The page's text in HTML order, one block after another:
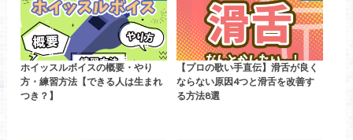
ホイッスルボイスの概要・やり
方・練習方法【できる人は生まれ
つき？】
【プロの歌い手直伝】滑舌が良く
ならない原因4つと滑舌を改善す
る方法8選